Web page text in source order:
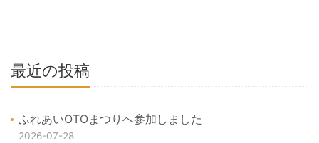
最近の投稿
ふれあいOTOまつりへ参加しました
2026-07-28